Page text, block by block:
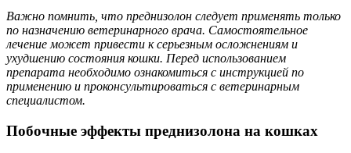
Важно помнить, что преднизолон следует применять только
по назначению ветеринарного врача. Самостоятельное
лечение может привести к серьезным осложнениям и
ухудшению состояния кошки. Перед использованием
препарата необходимо ознакомиться с инструкцией по
применению и проконсультироваться с ветеринарным
специалистом.
Побочные эффекты преднизолона на кошках